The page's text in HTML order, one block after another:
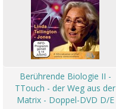
Berührende Biologie II -
TTouch - der Weg aus der
Matrix - Doppel-DVD D/E